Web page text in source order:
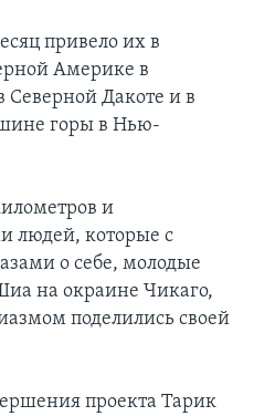
привело их в
Америке в
Северной Дакоте и в
горы в Нью-
и
людей, которые с
о себе, молодые
на окраине Чикаго,
поделились своей
проекта Тарик